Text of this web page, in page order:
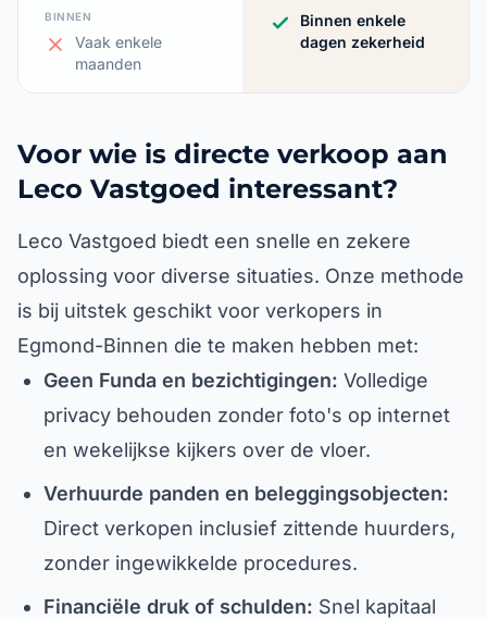
BINNEN
Vaak enkele
maanden
Binnen enkele
dagen zekerheid
Voor wie is directe verkoop aan
Leco Vastgoed interessant?
Leco Vastgoed biedt een snelle en zekere
oplossing voor diverse situaties. Onze methode
is bij uitstek geschikt voor verkopers in
Egmond-Binnen die te maken hebben met:
Geen Funda en bezichtigingen: Volledige
privacy behouden zonder foto's op internet
en wekelijkse kijkers over de vloer.
Verhuurde panden en beleggingsobjecten:
Direct verkopen inclusief zittende huurders,
zonder ingewikkelde procedures.
Financiële druk of schulden: Snel kapitaal